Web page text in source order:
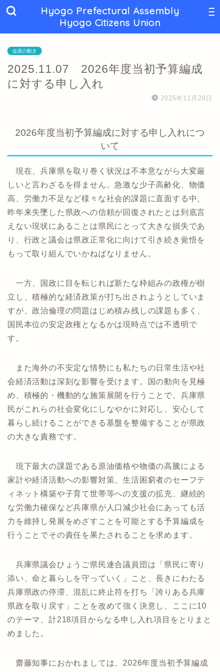
Hyogo Prefectural Assembly
Hyogo Citizens Union
会派の動き
2025.11.07 2026年度当初予算編成
に対する申し入れ
2025年11月28日
2026年度当初予算編成に対する申し入れにつ
いて
現在、兵庫県を取り巻く状況は不本意ながら大変厳
しいと言わざるを得ません。急激な少子高齢化、物価
高、労働力不足など様々な社会的課題に直面する中、
昨年来失墜した県政への信頼が回復されたとは到底言
えない現状にあることは県民にとって大きな損失であ
り、行政と議会は県政正常化に向けて引き続き覚悟を
もって取り組んでいかねばなりません。
一方、国政に目を転じれば新たな枠組みの政権が樹
立し、積極的な経済政策が打ち出されようとしていま
すが、政治倫理の問題はじめ積み残しの課題も多く、
国民本位の安定政権となるかは現時点では不透明で
す。
また海外の不安定な情勢にも私たちの日常生活や社
会経済活動は深刻な影響を受けます。国の動向を見極
め、積極的・機動的な施策展開を行うことで、兵庫県
民がこれらの社会変化にしなやかに対応し、安心して
暮らし続けることができる基盤を整備することが県政
の大きな責務です。
現下最大の課題である原油価格や物価の高騰による
家計や経済活動への影響対策、生活困窮者のセーフテ
ィネット構築や子育て世帯等への支援の拡充、継続的
な労働力確保など兵庫県が人口減少社会にあっても活
力を維持し発展をめざすことを可能とする予算編成を
行うことでその責任を果たされることを求めます。
兵庫県議会ひょうご県民連合議員団は「県民に寄り
添い、命と暮らしを守っていく」こと、長きにわたる
兵庫県政の停滞、混乱に終止符を打ち「誇りある兵庫
県政を取り戻す」ことを改めて強く決意し、ここに10
のテーマ、計218項目からなる申し入れ項目をとりまと
めました。
齋藤知事におかれましては、2026年度当初予算編成